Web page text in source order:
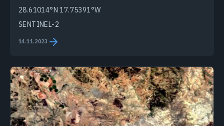
28.61014°N 17.75391°W
SENTINEL-2
14.11.2023